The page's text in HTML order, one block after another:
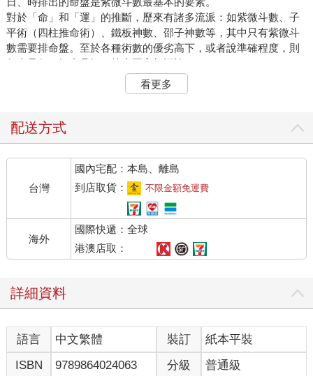
對於「命」和「運」的推斷，歷來有諸多流派：如紫微斗數、子
平術（四柱推命術）、鐵板神數、邵子神數等，其中只有紫微斗
數需要排命盤。至於各種術數的優劣高下，或者說準確程度，則
仁者見仁，智者見智，筆者不妄加評論。
但是，就紫微斗數與四柱推命術之間的主要差異而言，筆者認為
有一點明顯的不同是需要關注的。在四柱推命術中以日干為主。
定紫微的宮位，以及直接由生日確定的四顆日系星）。與四柱推
曜為十二顆干系星，以及由年干、年支確定的「旬空星」）、年
支（對應的星曜為十二顆支系星，與年干一起確定「旬空星」的
宮位，以及與生時一起確定的時系八顆星）、生月（對應的星曜
為由生月確定宮位的九顆月系星）。
例如，僅就年干而言，由於有屬於干系星中的「四化星」（「化
祿」「化權」「化科」「化忌」）在按照每年的年干變化而相應
地變化，這也就是通常所說的「四化飛星」。因此，紫微斗數的
動態性質尤為特殊，這也正是紫微斗數的核心所在。
宮、子女宮、財帛宮、疾厄宮、遷移宮、僕役宮（又稱交友
宮）、官祿宮（又稱事業宮）、田宅宮、福德宮、父母宮（又稱
相貌宮、文書宮）。此外還有一個身宮，它不單獨佔據一個宮
位，而與上述十二宮之一同宮，因此，也可以說是十三宮。紫微
斗數還需要用到以紫微星為首的一百一十二顆星曜，這些星曜分
別落入相應的宮中。再加上星曜的狀態、五行局、大限、小限、
看更多
配送方式
台灣
國內宅配：本島、離島
到店取貨：
不限金額免運費
海外
國際快遞：全球
港澳店取：
詳細資料
語言 中文繁體 裝訂
紙本平裝
ISBN
9789864024063 分級 普通級